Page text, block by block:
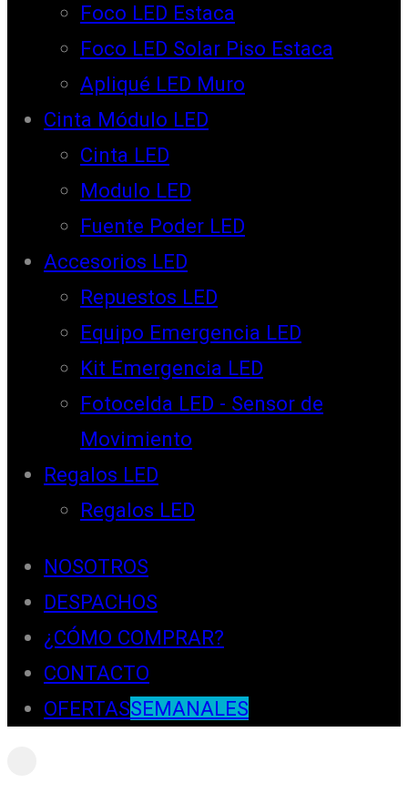
Foco LED Estaca
Foco LED Solar Piso Estaca
Apliqué LED Muro
Cinta Módulo LED
Cinta LED
Modulo LED
Fuente Poder LED
Accesorios LED
Repuestos LED
Equipo Emergencia LED
Kit Emergencia LED
Fotocelda LED - Sensor de
Movimiento
Regalos LED
Regalos LED
NOSOTROS
DESPACHOS
¿CÓMO COMPRAR?
CONTACTO
OFERTASSEMANALES